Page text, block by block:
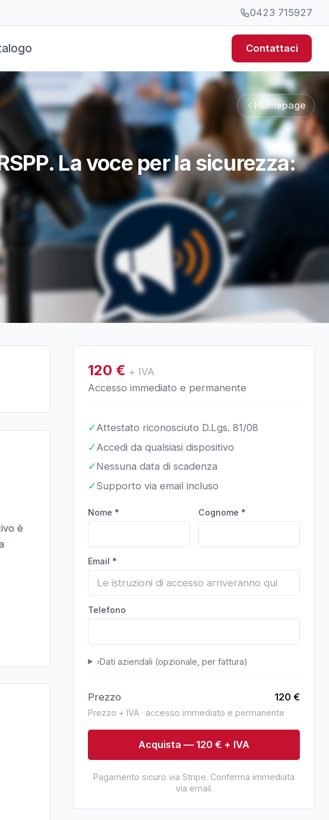
0423 715927
Contattaci
Homepage
La voce per la sicurezza:
è
120 € + IVA
Accesso immediato e permanente
✓Attestato riconosciuto D.Lgs. 81/08
✓Accedi da qualsiasi dispositivo
✓Nessuna data di scadenza
✓Supporto via email incluso
Nome * Cognome *
Email *
Telefono
›Dati aziendali (opzionale, per fattura)
Prezzo 120 €
Prezzo + IVA · accesso immediato e permanente
Acquista — 120 € + IVA
Pagamento sicuro via Stripe. Conferma immediata
via email.